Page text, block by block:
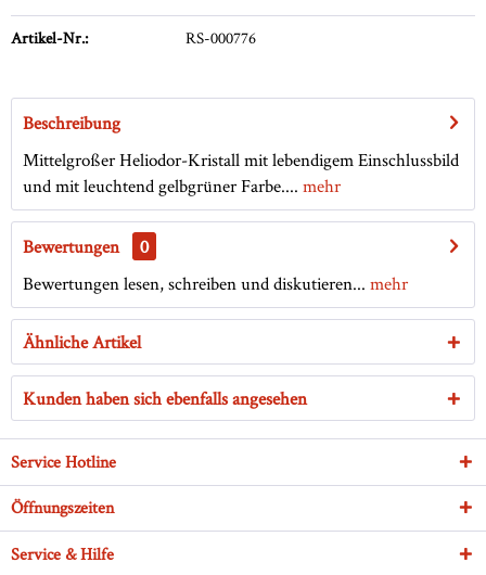
Artikel-Nr.: RS-000776
Beschreibung
Mittelgroßer Heliodor-Kristall mit lebendigem Einschlussbild
und mit leuchtend gelbgrüner Farbe.... mehr
Bewertungen
0
Bewertungen lesen, schreiben und diskutieren... mehr
Ähnliche Artikel
Kunden haben sich ebenfalls angesehen
Service Hotline
Öffnungszeiten
Service & Hilfe